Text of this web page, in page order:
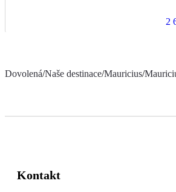
2
Dovolená/Naše destinace/Mauricius/
Kontakt